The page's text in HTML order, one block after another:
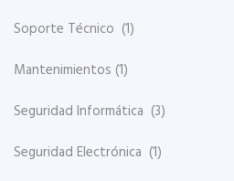
Soporte Técnico (1)
Mantenimientos (1)
Seguridad Informática (3)
Seguridad Electrónica (1)